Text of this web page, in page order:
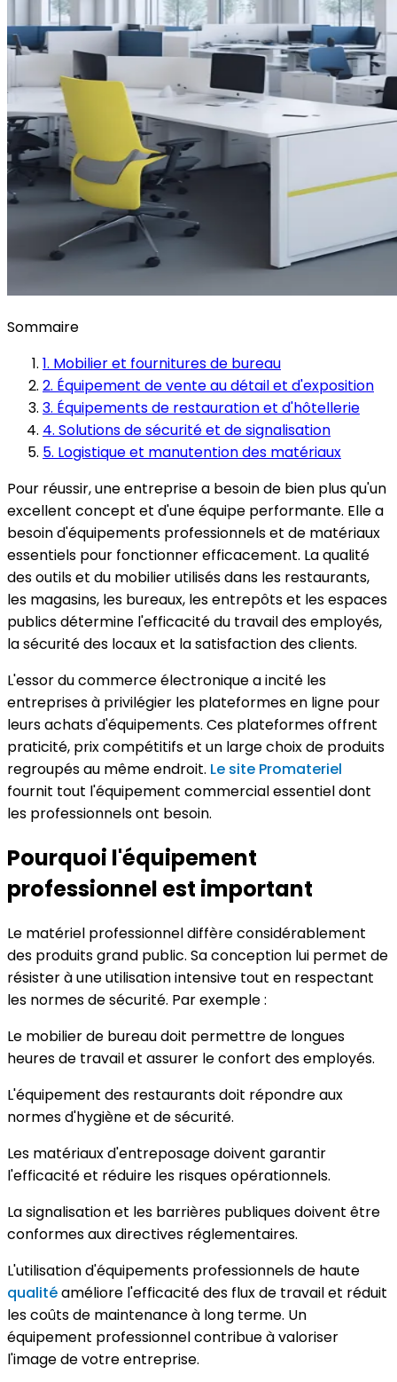
Sommaire
1. Mobilier et fournitures de bureau
2. Équipement de vente au détail et d'exposition
3. Équipements de restauration et d'hôtellerie
4. Solutions de sécurité et de signalisation
5. Logistique et manutention des matériaux
Pour réussir, une entreprise a besoin de bien plus qu'un
excellent concept et d'une équipe performante. Elle a
besoin d'équipements professionnels et de matériaux
essentiels pour fonctionner efficacement. La qualité
des outils et du mobilier utilisés dans les restaurants,
les magasins, les bureaux, les entrepôts et les espaces
publics détermine l'efficacité du travail des employés,
la sécurité des locaux et la satisfaction des clients.
L'essor du commerce électronique a incité les
entreprises à privilégier les plateformes en ligne pour
leurs achats d'équipements. Ces plateformes offrent
praticité, prix compétitifs et un large choix de produits
regroupés au même endroit. Le site Promateriel
fournit tout l'équipement commercial essentiel dont
les professionnels ont besoin.
Pourquoi l'équipement
professionnel est important
Le matériel professionnel diffère considérablement
des produits grand public. Sa conception lui permet de
résister à une utilisation intensive tout en respectant
les normes de sécurité. Par exemple :
Le mobilier de bureau doit permettre de longues
heures de travail et assurer le confort des employés.
L'équipement des restaurants doit répondre aux
normes d'hygiène et de sécurité.
Les matériaux d'entreposage doivent garantir
l'efficacité et réduire les risques opérationnels.
La signalisation et les barrières publiques doivent être
conformes aux directives réglementaires.
L'utilisation d'équipements professionnels de haute
qualitéaméliore l'efficacité des flux de travail et réduit
les coûts de maintenance à long terme. Un
équipement professionnel contribue à valoriser
l'image de votre entreprise.